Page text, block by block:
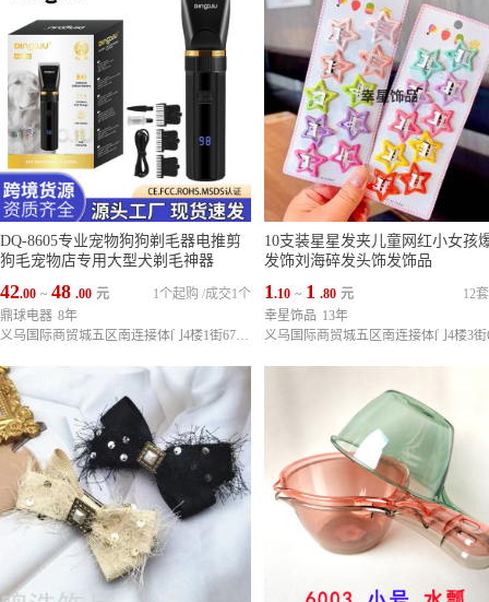
DQ-8605专业宠物狗狗剃毛器电推剪
狗毛宠物店专用大型犬剃毛神器
42.00 ~ 48 .00 元 成交1个
1个起购 /
鼎球电器 8年
义乌国际商贸城五区南连接体门4楼1街67128,67168
10支装星星发夹儿童网红小女孩
发饰刘海碎发头饰发饰品
1.10 ~ 1 .80 元
12
幸星饰品 13年